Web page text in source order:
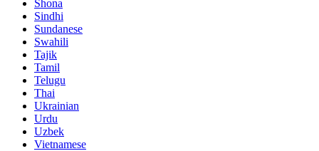
Shona
Sindhi
Sundanese
Swahili
Tajik
Tamil
Telugu
Thai
Ukrainian
Urdu
Uzbek
Vietnamese